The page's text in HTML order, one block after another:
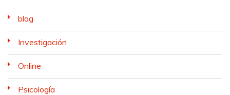
blog
Investigación
Online
Psicología